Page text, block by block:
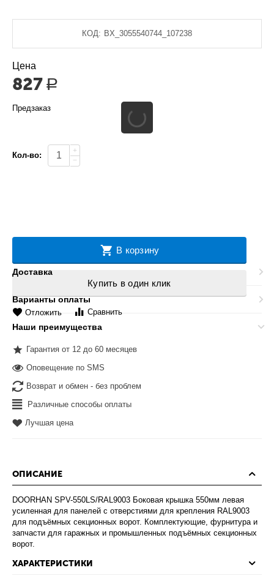
КОД: BX_3055540744_107238
Цена
827 Р
Предзаказ
Кол-во:
+
−
В корзину
Купить в один клик
Отложить Сравнить
Доставка
Варианты оплаты
Наши преимущества
Гарантия от 12 до 60 месяцев
Оповещение по SMS
Возврат и обмен - без проблем
Различные способы оплаты
Лучшая цена
ОПИСАНИЕ
DOORHAN SPV-550LS/RAL9003 Боковая крышка 550мм левая
усиленная для панелей с отверстиями для крепления RAL9003
для подъёмных секционных ворот. Комплектующие, фурнитура и
запчасти для гаражных и промышленных подъёмных секционных
ворот.
ХАРАКТЕРИСТИКИ